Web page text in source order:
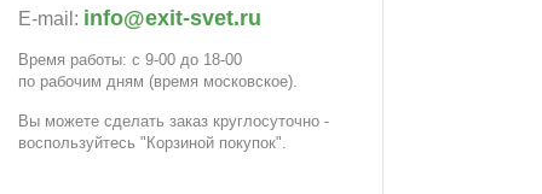
E-mail: info@exit-svet.ru
Время работы: с 9-00 до 18-00
по рабочим дням (время московское).
Вы можете сделать заказ круглосуточно -
воспользуйтесь "Корзиной покупок".